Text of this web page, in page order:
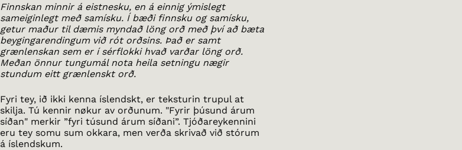
Finnskan minnir á eistnesku, en á einnig ýmislegt
sameiginlegt með samísku. Í bæði finnsku og samísku,
getur maður til dæmis myndað löng orð með því að bæta
beygingarendingum við rót orðsins. Það er samt
grænlenskan sem er í sérflokki hvað varðar löng orð.
Meðan önnur tungumál nota heila setningu nægir
stundum eitt grænlenskt orð.
Fyri tey, ið ikki kenna íslendskt, er teksturin trupul at
skilja. Tú kennir nøkur av orðunum. "Fyrir þúsund árum
síðan" merkir ”fyri túsund árum síðani”. Tjóðareykennini
eru tey somu sum okkara, men verða skrivað við stórum
á íslendskum.